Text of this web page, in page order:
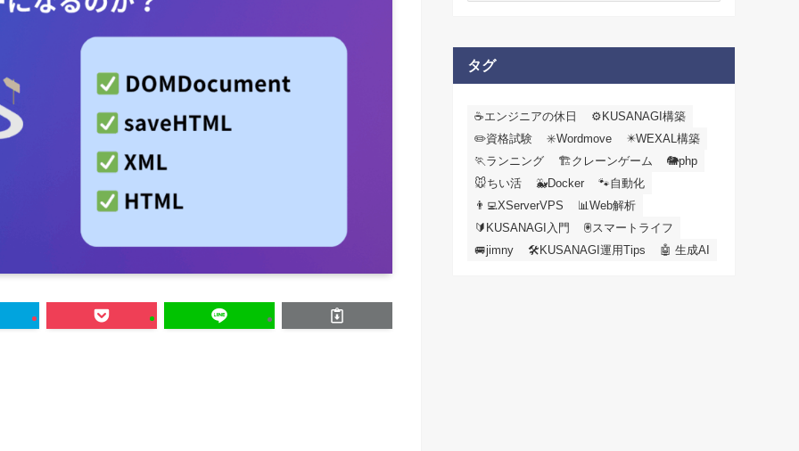
カ
イ
タグ
☕エンジニアの休日
⚙️KUSANAGI構築
✏️資格試験
✳️Wordmove
✴️WEXAL構築
🏃ランニング
🏗️クレーンゲーム
🐘php
🐭ちい活
🐳Docker
🐾自動化
👨‍💻XServerVPS
📊Web解析
🔰KUSANAGI入門
🖲️スマートライフ
🚐jimny
🛠KUSANAGI運用Tips 🤖 生成AI